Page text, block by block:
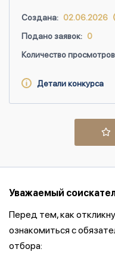
Создана: 02.06.2026
Подано заявок: 0
Количество
Детали конкурса
Уважаемый
Перед тем, как
ознакомиться с
отбора: